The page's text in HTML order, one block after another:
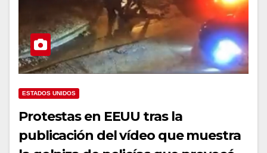
ESTADOS UNIDOS
Protestas en EEUU tras la
publicación del vídeo que muestra